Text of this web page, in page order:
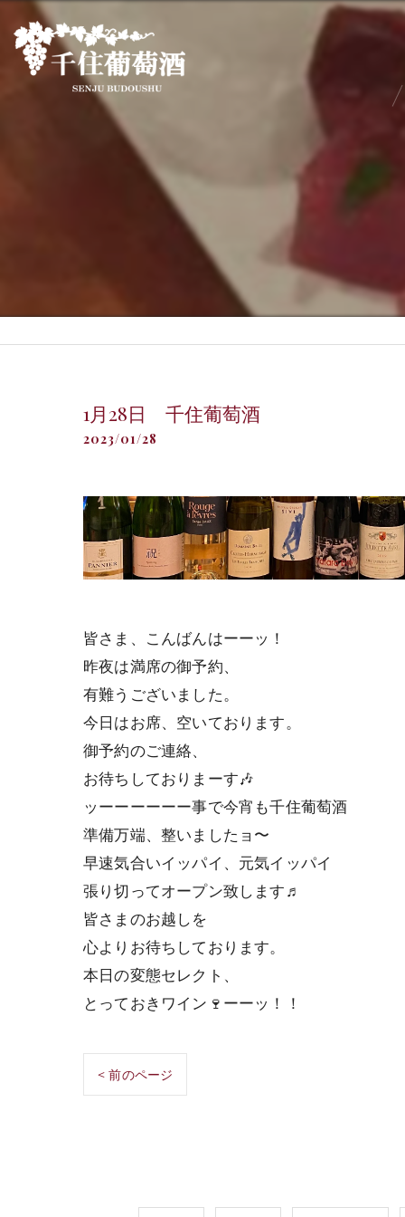
1月28日 千住葡萄酒
2023/01/28
皆さま、こんばんはーーッ！
昨夜は満席の御予約、
有難うございました。
今日はお席、空いております。
御予約のご連絡、
お待ちしておりまーす🎶
ッーーーーーー事で今宵も千住葡萄酒
準備万端、整いましたョ〜
早速気合いイッパイ、元気イッパイ
張り切ってオープン致します♬
皆さまのお越しを
心よりお待ちしております。
本日の変態セレクト、
とっておきワイン🍷ーーッ！！
< 前のページ